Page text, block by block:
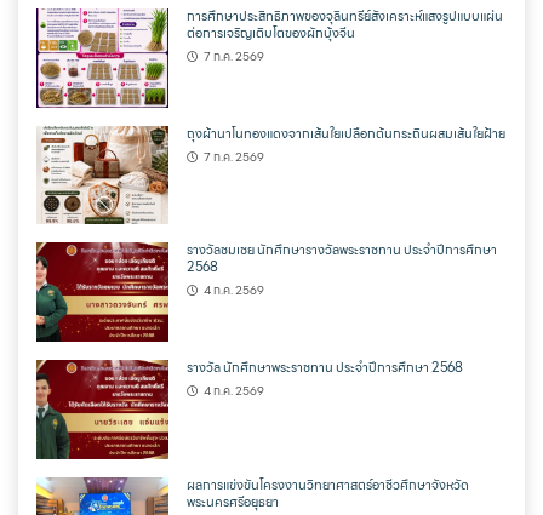
การศึกษาประสิทธิภาพของจุลินทรีย์สังเคราะห์แสงรูปแบบแผ่น
ต่อการเจริญเติบโตของผักบุ้งจีน
7 ก.ค. 2569
ถุงผ้านาโนทองแดงจากเส้นใยเปลือกต้นกระถินผสมเส้นใยฝ้าย
7 ก.ค. 2569
รางวัลชมเชย นักศึกษารางวัลพระราชทาน ประจำปีการศึกษา
2568
4 ก.ค. 2569
รางวัล นักศึกษาพระราชทาน ประจำปีการศึกษา 2568
4 ก.ค. 2569
ผลการแข่งขันโครงงานวิทยาศาสตร์อาชีวศึกษาจังหวัด
พระนครศรีอยุธยา